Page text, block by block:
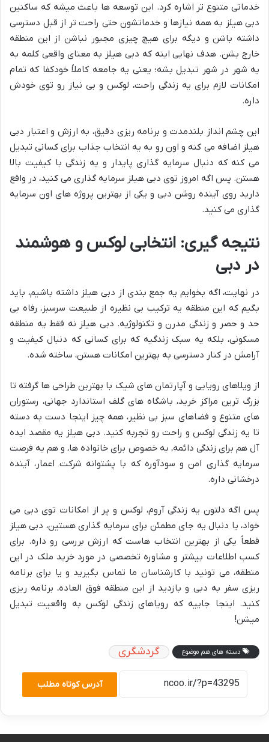
خدماتی متنوع تر اشاره کرد. این توسعه ها باعث میشه که ساکنین
دبی هیلز به همه نیازها و خدماتشون حتی راحت تر از قبل دسترسی
داشته باشن و دیگه برای هیچ چیزی مجبور نباشن از این منطقه
خارج بشن. هدف نهایی اینه که دبی هیلز به معنای واقعی کلمه به
یه شهر در شهر تبدیل بشه؛ یعنی یه جامعه کاملاً خودکفا که تمام
امکانات لازم برای یه زندگی راحت، لوکس و بی نیاز رو توی خودش
داره.
این چشم انداز بلندمدت و برنامه ریزی دقیق، به ارزش و اعتبار دبی
هیلز اضافه می کنه و اون رو به یه انتخاب جذاب برای کسانی تبدیل
می کنه که دنبال سرمایه گذاری پایدار و یه زندگی با کیفیت بالا
هستن. پس اگه امروز توی دبی هیلز سرمایه گذاری می کنید، در واقع
دارید روی آینده روشن دبی و یکی از بهترین پروژه های اون سرمایه
گذاری می کنید.
نتیجه گیری: انتخابی لوکس و هوشمند
در دبی
در نهایت، اگه بخوایم یه جمع بندی از دبی هیلز داشته باشیم، باید
بگیم که این منطقه یه ترکیب بی نظیره از طبیعت سرسبز، رفاه بی
حد و حصر و زندگی مدرن و تکنولوژیه. دبی هیلز نه فقط یه منطقه
مسکونی، بلکه یه سبک زندگیه که برای کسانی که دنبال کیفیت و
آرامش در کنار دسترسی به بهترین امکانات هستن، ساخته شده.
از ویلاهای رویایی و آپارتمان های شیک با بهترین طراحی ها گرفته تا
بزرگ ترین مراکز خرید، باشگاه های گلف استاندارد جهانی، رستوران
های متنوع و فضاهای سبز بی نظیر، همه چیز اینجا دست به دسته
تا یه زندگی لوکس و راحت رو تجربه کنید. دبی هیلز یه مقصد ایده
آل هم برای زندگی دائمه، به خصوص برای خانواده ها، و هم یه فرصت
سرمایه گذاری امن و سودآوره که با پشتوانه شرکت اعمار، آینده
درخشانی داره.
پس اگه دلتون یه زندگی آروم، لوکس و پر از امکانات توی دبی می
خواد، یا دنبال یه جای مطمئن برای سرمایه گذاری هستین، دبی هیلز
قطعاً یکی از بهترین انتخاب هاست که ارزش بررسی رو داره. برای
کسب اطلاعات بیشتر و مشاوره تخصصی در مورد خرید ملک در این
منطقه، می تونید با کارشناسان ما تماس بگیرید و یا برای برنامه
ریزی سفر به دبی و بازدید از این منطقه فوق العاده، برنامه ریزی
کنید. اینجا جاییه که رویاهای زندگی لوکس به واقعیت تبدیل
میشن!
دسته های هم موضوع گردشگری
آدرس کوتاه مطلب